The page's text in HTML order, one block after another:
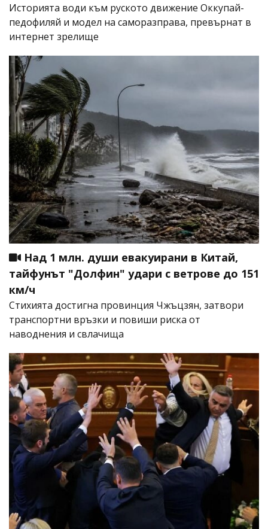
Историята води към руското движение Оккупай-
педофиляй и модел на саморазправа, превърнат в
интернет зрелище
Над 1 млн. души евакуирани в Китай,
тайфунът "Долфин" удари с ветрове до 151
км/ч
Стихията достигна провинция Чжъцзян, затвори
транспортни връзки и повиши риска от
наводнения и свлачища